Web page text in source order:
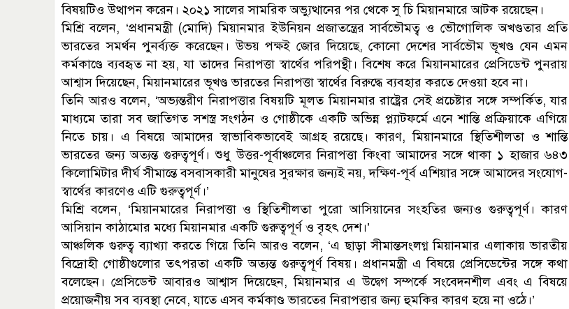
বিষয়টিও উত্থাপন করেন। ২০২১ সালের সামরিক অভ্যুত্থানের পর থেকে সু চি মিয়ানমারে আটক রয়েছেন।
মিশ্রি বলেন, ‘প্রধানমন্ত্রী (মোদি) মিয়ানমার ইউনিয়ন প্রজাতন্ত্রের সার্বভৌমত্ব ও ভৌগোলিক অখণ্ডতার প্রতি
ভারতের সমর্থন পুনর্ব্যক্ত করেছেন। উভয় পক্ষই জোর দিয়েছে, কোনো দেশের সার্বভৌম ভূখণ্ড যেন এমন
কর্মকাণ্ডে ব্যবহৃত না হয়, যা তাদের নিরাপত্তা স্বার্থের পরিপন্থী। বিশেষ করে মিয়ানমারের প্রেসিডেন্ট পুনরায়
আশ্বাস দিয়েছেন, মিয়ানমারের ভূখণ্ড ভারতের নিরাপত্তা স্বার্থের বিরুদ্ধে ব্যবহার করতে দেওয়া হবে না।
তিনি আরও বলেন, ‘অভ্যন্তরীণ নিরাপত্তার বিষয়টি মূলত মিয়ানমার রাষ্ট্রের সেই প্রচেষ্টার সঙ্গে সম্পর্কিত, যার
মাধ্যমে তারা সব জাতিগত সশস্ত্র সংগঠন ও গোষ্ঠীকে একটি অভিন্ন প্ল্যাটফর্মে এনে শান্তি প্রক্রিয়াকে এগিয়ে
নিতে চায়। এ বিষয়ে আমাদের স্বাভাবিকভাবেই আগ্রহ রয়েছে। কারণ, মিয়ানমারে স্থিতিশীলতা ও শান্তি
ভারতের জন্য অত্যন্ত গুরুত্বপূর্ণ। শুধু উত্তর-পূর্বাঞ্চলের নিরাপত্তা কিংবা আমাদের সঙ্গে থাকা ১ হাজার ৬৪৩
কিলোমিটার দীর্ঘ সীমান্তে বসবাসকারী মানুষের সুরক্ষার জন্যই নয়, দক্ষিণ-পূর্ব এশিয়ার সঙ্গে আমাদের সংযোগ-
স্বার্থের কারণেও এটি গুরুত্বপূর্ণ।’
মিশ্রি বলেন, ‘মিয়ানমারের নিরাপত্তা ও স্থিতিশীলতা পুরো আসিয়ানের সংহতির জন্যও গুরুত্বপূর্ণ। কারণ
আসিয়ান কাঠামোর মধ্যে মিয়ানমার একটি গুরুত্বপূর্ণ ও বৃহৎ দেশ।’
আঞ্চলিক গুরুত্ব ব্যাখ্যা করতে গিয়ে তিনি আরও বলেন, ‘এ ছাড়া সীমান্তসংলগ্ন মিয়ানমার এলাকায় ভারতীয়
বিদ্রোহী গোষ্ঠীগুলোর তৎপরতা একটি অত্যন্ত গুরুত্বপূর্ণ বিষয়। প্রধানমন্ত্রী এ বিষয়ে প্রেসিডেন্টের সঙ্গে কথা
বলেছেন। প্রেসিডেন্ট আবারও আশ্বাস দিয়েছেন, মিয়ানমার এ উদ্বেগ সম্পর্কে সংবেদনশীল এবং এ বিষয়ে
প্রয়োজনীয় সব ব্যবস্থা নেবে, যাতে এসব কর্মকাণ্ড ভারতের নিরাপত্তার জন্য হুমকির কারণ হয়ে না ওঠে।’